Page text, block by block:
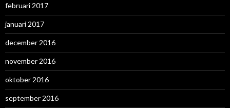
februari 2017
januari 2017
december 2016
november 2016
oktober 2016
september 2016